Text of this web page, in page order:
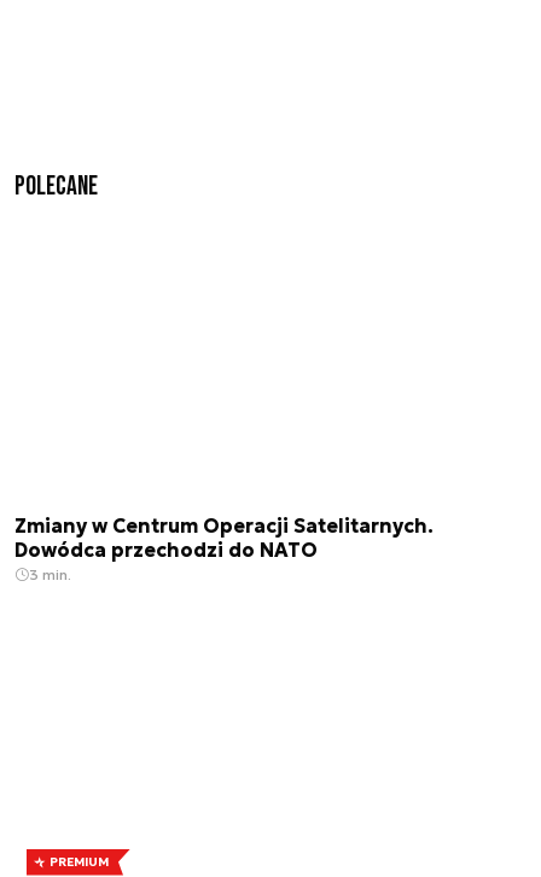
Polecane
Zmiany w Centrum Operacji Satelitarnych.
Dowódca przechodzi do NATO
3 min.
PREMIUM